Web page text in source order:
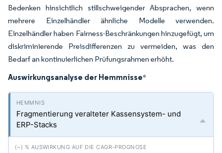
Bedenken hinsichtlich stillschweigender Absprachen, wenn
mehrere Einzelhändler ähnliche Modelle verwenden.
Einzelhändler haben Fairness-Beschränkungen hinzugefügt, um
diskriminierende Preisdifferenzen zu vermeiden, was den
Bedarf an kontinuierlichen Prüfungsrahmen erhöht.
Auswirkungsanalyse der Hemmnisse*
Fragmentierung veralteter Kassensystem- und
ERP-Stacks